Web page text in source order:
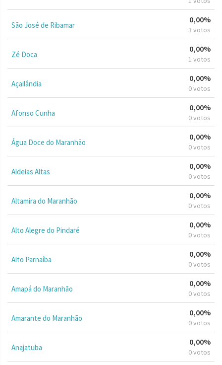
São José de Ribamar
0,00%
3 votos
Zé Doca
0,00%
1 votos
Açailândia
0,00%
0 votos
Afonso Cunha
0,00%
0 votos
Água Doce do Maranhão
0,00%
0 votos
Aldeias Altas
0,00%
0 votos
Altamira do Maranhão
0,00%
0 votos
Alto Alegre do Pindaré
0,00%
0 votos
Alto Parnaíba
0,00%
0 votos
Amapá do Maranhão
0,00%
0 votos
Amarante do Maranhão
0,00%
0 votos
Anajatuba
0,00%
0 votos